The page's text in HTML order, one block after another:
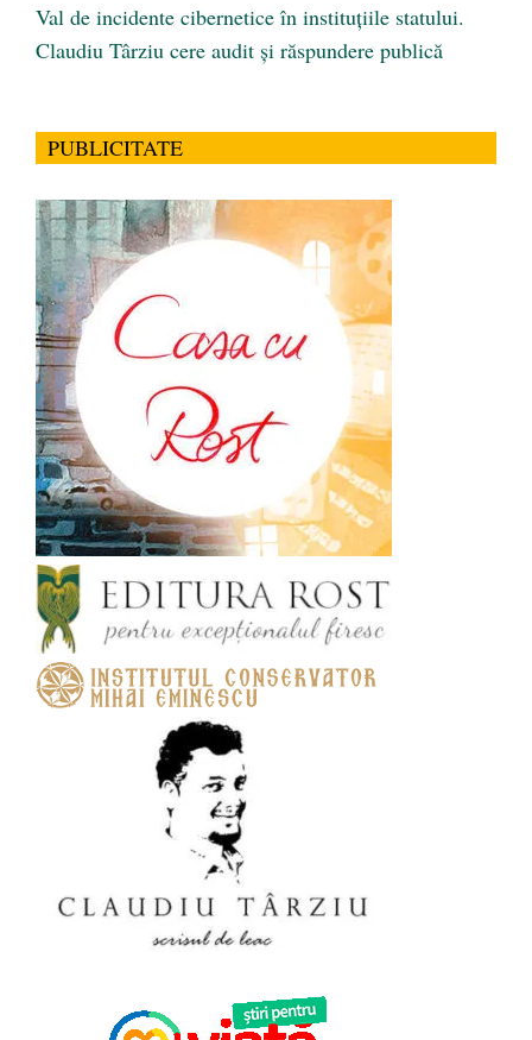
Val de incidente cibernetice în instituțiile statului.
Claudiu Târziu cere audit și răspundere publică
PUBLICITATE